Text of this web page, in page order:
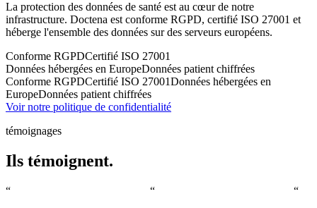
La protection des données de santé est au cœur de notre
infrastructure. Doctena est conforme RGPD, certifié ISO 27001 et
héberge l'ensemble des données sur des serveurs européens.
Conforme RGPDCertifié ISO 27001
Données hébergées en EuropeDonnées patient chiffrées
Conforme RGPDCertifié ISO 27001Données hébergées en
EuropeDonnées patient chiffrées
Voir notre politique de confidentialité
témoignages
Ils témoignent.
“
“
“